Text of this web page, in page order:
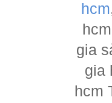
hcm
gia
gia
hcm